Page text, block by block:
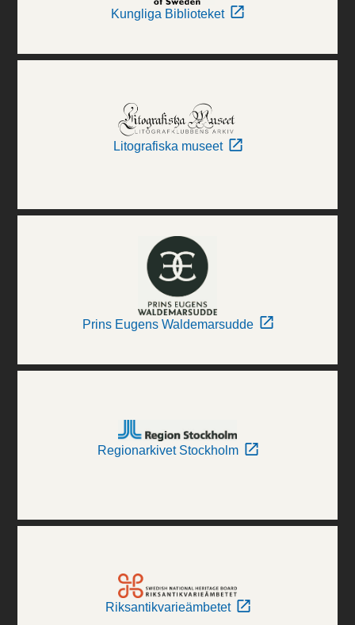
Kungliga Biblioteket
Litografiska museet
Prins Eugens Waldemarsudde
Regionarkivet Stockholm
Riksantikvarieämbetet